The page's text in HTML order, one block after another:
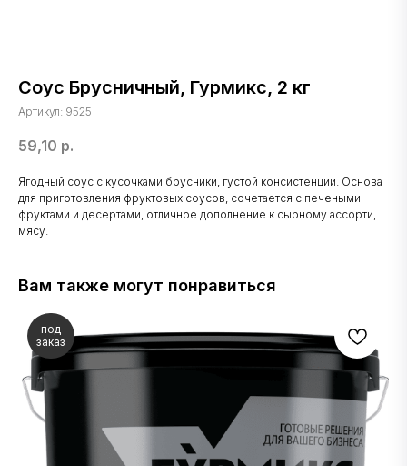
Соус Брусничный, Гурмикс, 2 кг
Артикул: 9525
59,10 р.
Ягодный соус с кусочками брусники, густой консистенции. Основа
для приготовления фруктовых соусов, сочетается с печеными
фруктами и десертами, отличное дополнение к сырному ассорти,
мясу.
Вам также могут понравиться
под
заказ